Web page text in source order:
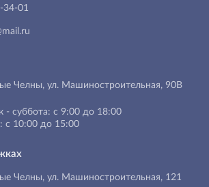
34-01
Челны, ул. Машиностроительная, 90B
- суббота: с 9:00 до 18:00
с 10:00 до 15:00
Челны, ул. Машиностроительная, 121